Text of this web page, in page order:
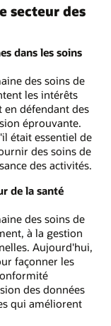
secteur des
dans les soins
des soins de
les intérêts
défendant des
éprouvante.
était essentiel de
des soins de
des activités.
de la santé
des soins de
à la gestion
Aujourd'hui,
façonner les
des données
qui améliorent